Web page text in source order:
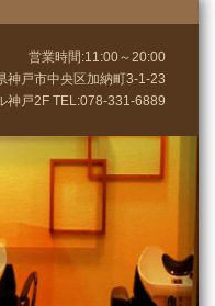
営業時間:11:00～20:00
神戸市中央区加納町3-1-23
神戸2F TEL:078-331-6889